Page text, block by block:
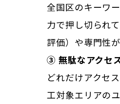
全国区のキーワ
力で押し切られ
評価）や専門性
③ 無駄なアクセ
どれだけアクセ
工対象エリアの